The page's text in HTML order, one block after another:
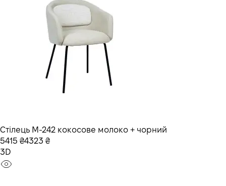
Стілець M-242 кокосове молоко + чорний
5415 ₴4323 ₴
3D